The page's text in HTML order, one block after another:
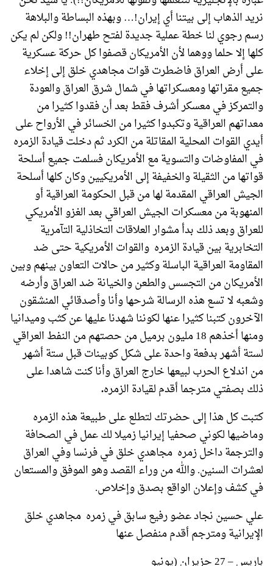
نريد الذهاب إلى بيتنا أي إيران!… وبهذه البساطة والبلاهة
رسم رجوي لنا خطة عملية جديدة لفتح طهران!! ولكن لم يكن
كلها إلا حلما ووهما لأن الأمريكان قصفوا كل حركة عسكرية
على أرض العراق فاضطرت قوات مجاهدي خلق إلى إخلاء
جميع مقراتها ومعسكراتها في شمال شرق العراق والعودة
والتمركز في معسكر أشرف فقط بعد أن فقدوا كثيرا من
معداتهم العراقية وتكبدوا كثيرا من الخسائر في الأرواح على
أيدي القوات المحلية المقاتلة من الكرد ثم دخلت قيادة الزمره
في المفاوضات والتسوية مع الأمريكان فسلمت جميع أسلحة
قواتها من الثقيلة والخفيفة إلى الأمريكيين وكان كلها أسلحة
الجيش العراقي المقدمة لها من قبل الحكومة العراقية أو
المنهوبة من معسكرات الجيش العراقي بعد الغزو الأمريكي
للعراق وبعد ذلك بدأ مشوار العلاقات التخاذلية التآمرية
التخابرية بين قيادة الزمره والقوات الأمريكية حتى ضد
المقاومة العراقية الباسلة وكثير من حالات التعاون بينهم وبين
الأمريكان من التجسس والطعن والخيانة ضد العراق وأرضه
وشعبه لا تسع هذه الرسالة شرحها وأنا وأصدقائي المنشقون
الآخرون كتبنا كثيرا عنها لكوننا شهدنا عليها عن كثب وميدانيا
ومنها أخذهم 18 مليون برميل من حصتهم من النفط العراقي
لستة أشهر بدفعة واحدة على شكل كوبينات قبل ستة أشهر
من اندلاع الحرب لبيعها خارج العراق وأنا كنت شاهدا على
ذلك بصفتي مترجما أقدم لقيادة الزمره.
كتبت كل هذا إلى حضرتك لتطلع على طبيعة هذه الزمره
وماضيها لكوني صحفيا إيرانيا زميلا لك عمل في الصحافة
والترجمة داخل زمره مجاهدي خلق في فرنسا وفي العراق
لعشرات السنين. والله من وراء القصد وهو الموفق والمستعان
في كشف وإعلان الواقع بصدق وإخلاص.
علي حسين نجاد عضو رفيع سابق في زمره مجاهدي خلق
الإيرانية ومترجم أقدم منفصل عنها